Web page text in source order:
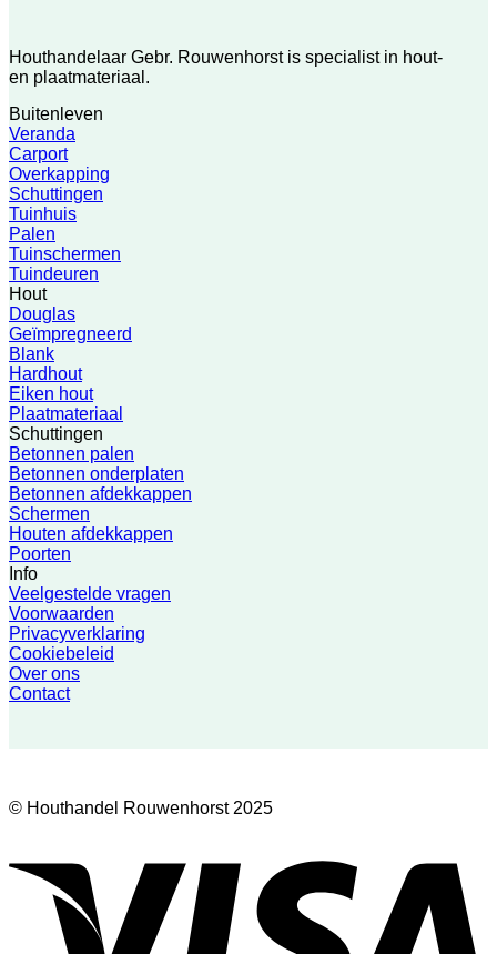
Houthandelaar Gebr. Rouwenhorst is specialist in hout-
en plaatmateriaal.
Buitenleven
Veranda
Carport
Overkapping
Schuttingen
Tuinhuis
Palen
Tuinschermen
Tuindeuren
Hout
Douglas
Geïmpregneerd
Blank
Hardhout
Eiken hout
Plaatmateriaal
Schuttingen
Betonnen palen
Betonnen onderplaten
Betonnen afdekkappen
Schermen
Houten afdekkappen
Poorten
Info
Veelgestelde vragen
Voorwaarden
Privacyverklaring
Cookiebeleid
Over ons
Contact
© Houthandel Rouwenhorst 2025